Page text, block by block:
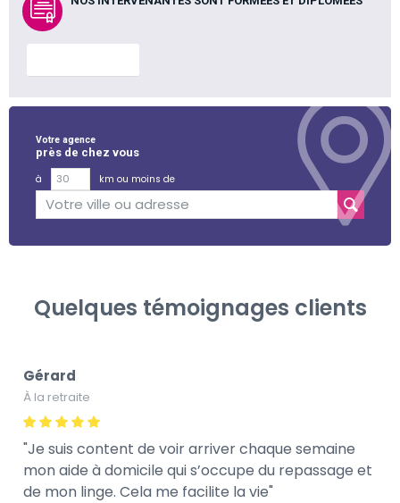
Votre agence
près de chez vous
à
km ou moins de
Quelques témoignages clients
Gérard
À la retraite
Je suis content de voir arriver chaque semaine
mon aide à domicile qui s’occupe du repassage et
de mon linge. Cela me facilite la vie